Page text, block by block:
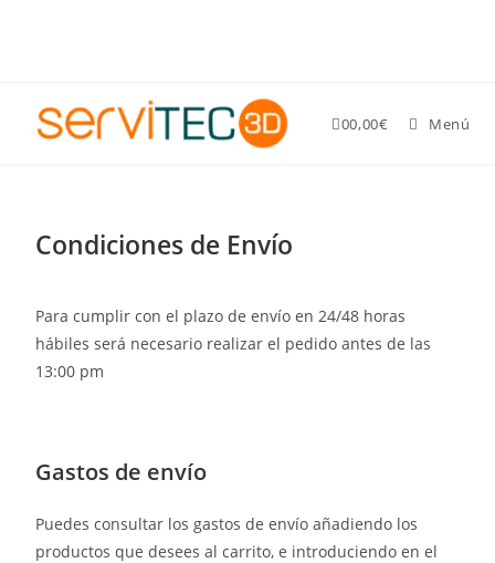
00,00€ Menú
Condiciones de Envío
Para cumplir con el plazo de envío en 24/48 horas
hábiles será necesario realizar el pedido antes de las
13:00 pm
Gastos de envío
Puedes consultar los gastos de envío añadiendo los
productos que desees al carrito, e introduciendo en el